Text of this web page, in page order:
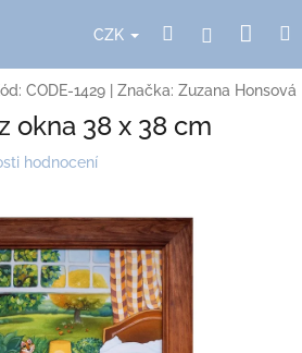
CZK HledatPřihlášení
CODE-1429 Značka: Zuzana Honsová
okna 38 x 38 cm
hodnocení